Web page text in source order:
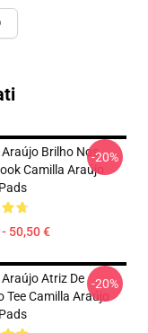
Brilho Nos
Camilla Araújo
50,50 €
-20%
Atriz De
Tee Camilla Araújo
-20%